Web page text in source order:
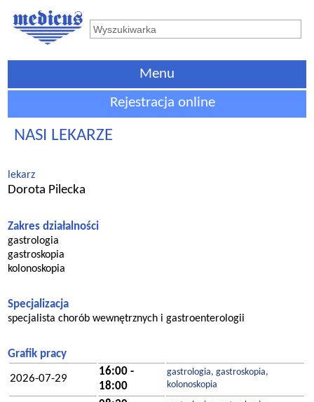
Menu
Rejestracja online
NASI LEKARZE
lekarz
Dorota Pilecka
Zakres działalności
gastrologia
gastroskopia
kolonoskopia
Specjalizacja
specjalista chorób wewnętrznych i gastroenterologii
Grafik pracy
2026-07-29
16:00 -
18:00
gastrologia, gastroskopia,
kolonoskopia